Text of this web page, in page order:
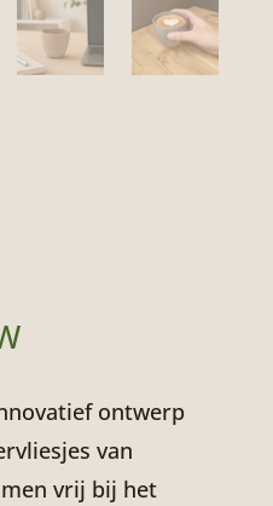
ontwerp
van
vrij bij het